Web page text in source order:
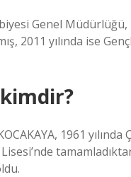
Genel
2011 yılında ise
1961